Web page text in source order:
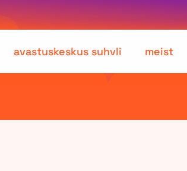
avastuskeskus suhvli meist